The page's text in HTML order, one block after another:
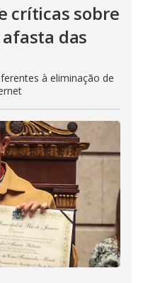
críticas sobre
das
à eliminação de